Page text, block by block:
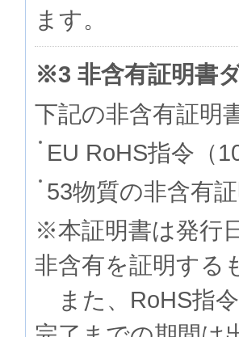
ます。
※3 非含有証明書
下記の非含有証明
EU RoHS指令（
53物質の非含有
※本証明書は発行
非含有を証明す
また、RoHS指